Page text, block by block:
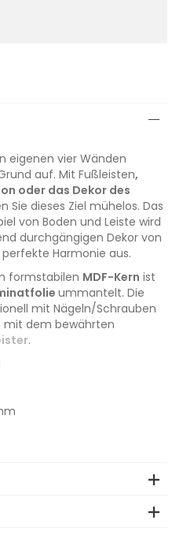
eigenen vier Wänden
auf. Mit Fußleisten,
oder das Dekor des
Sie dieses Ziel mühelos. Das
von Boden und Leiste wird
durchgängigen Dekor von
Harmonie aus.
formstabilen MDF-Kern ist
ummantelt. Die
mit Nägeln/Schrauben
dem bewährten
.